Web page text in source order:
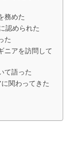
務めた
認められた
た
ニアを訪問して
て語った
関わってきた